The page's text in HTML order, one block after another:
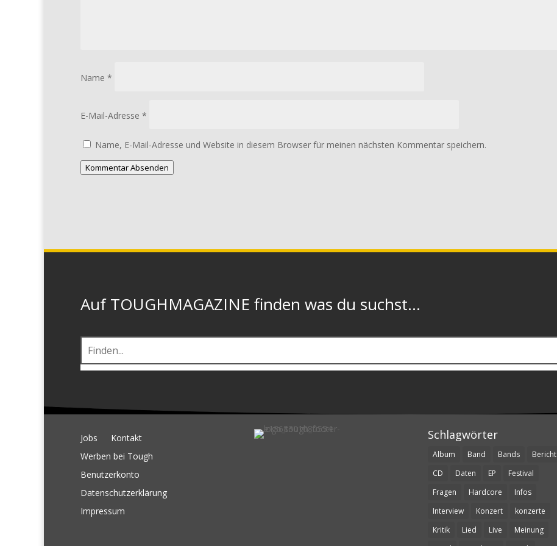
Name *
E-Mail-Adresse *
Name, E-Mail-Adresse und Website in diesem Browser für meinen nächsten Kommentar speichern.
Kommentar Absenden
Auf TOUGHMAGAZINE finden was du suchst...
Jobs
Kontakt
Werben bei Tough
Benutzerkonto
Datenschutzerklärung
Impressum
Schlagwörter
Album Band Bands
Bericht
CD
Daten EP
Festival
Fragen
Hardcore
Infos
Interview
Konzert
konzerte
Kritik
Lied Live
Meinung